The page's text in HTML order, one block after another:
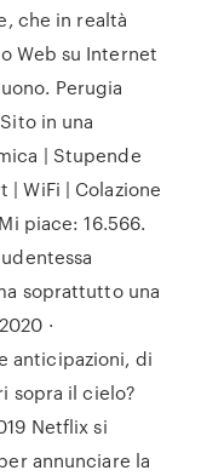
che in realtà
Web su Internet
Perugia
in una
| Stupende
WiFi | Colazione
piace: 16.566.
soprattutto una
·
anticipazioni, di
sopra il cielo?
Netflix si
annunciare la